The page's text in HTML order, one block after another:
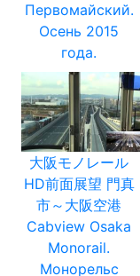
Первомайский.
Осень 2015
года.
大阪モノレール
HD前面展望 門真
市～大阪空港
Cabview Osaka
Monorail.
Монорельс